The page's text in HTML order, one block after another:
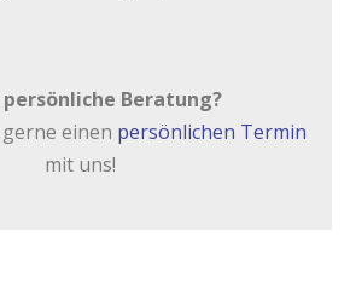
Beratung?
einen persönlichen Termin
mit uns!